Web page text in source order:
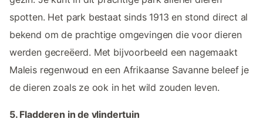
spotten. Het park bestaat sinds 1913 en stond direct al
bekend om de prachtige omgevingen die voor dieren
werden gecreëerd. Met bijvoorbeeld een nagemaakt
Maleis regenwoud en een Afrikaanse Savanne beleef je
de dieren zoals ze ook in het wild zouden leven.
5. Fladderen in de vlindertuin